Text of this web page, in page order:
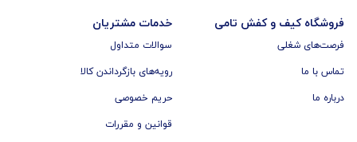
فروشگاه کیف و کفش تامی
فرصت‌های شغلی
تماس با ما
درباره ما
خدمات مشتریان
سوالات متداول
رویه‌های بازگرداندن کالا
حریم خصوصی
قوانین و مقررات